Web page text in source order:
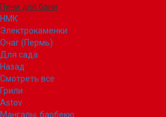
Печи для бани
НМК
Электрокаменки
Очаг (Пермь)
Для сада
Назад
Смотреть все
Грили
Astov
Мангалы, барбекю